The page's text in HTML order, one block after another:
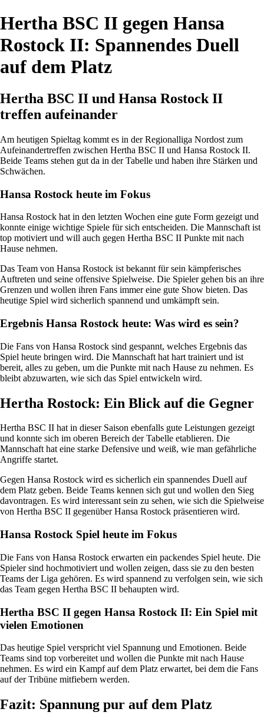
Hertha BSC II gegen Hansa
Rostock II: Spannendes Duell
auf dem Platz
Hertha BSC II und Hansa Rostock II
treffen aufeinander
Am heutigen Spieltag kommt es in der Regionalliga Nordost zum
Aufeinandertreffen zwischen Hertha BSC II und Hansa Rostock II.
Beide Teams stehen gut da in der Tabelle und haben ihre Stärken und
Schwächen.
Hansa Rostock heute im Fokus
Hansa Rostock hat in den letzten Wochen eine gute Form gezeigt und
konnte einige wichtige Spiele für sich entscheiden. Die Mannschaft ist
top motiviert und will auch gegen Hertha BSC II Punkte mit nach
Hause nehmen.
Das Team von Hansa Rostock ist bekannt für sein kämpferisches
Auftreten und seine offensive Spielweise. Die Spieler gehen bis an ihre
Grenzen und wollen ihren Fans immer eine gute Show bieten. Das
heutige Spiel wird sicherlich spannend und umkämpft sein.
Ergebnis Hansa Rostock heute: Was wird es sein?
Die Fans von Hansa Rostock sind gespannt, welches Ergebnis das
Spiel heute bringen wird. Die Mannschaft hat hart trainiert und ist
bereit, alles zu geben, um die Punkte mit nach Hause zu nehmen. Es
bleibt abzuwarten, wie sich das Spiel entwickeln wird.
Hertha Rostock: Ein Blick auf die Gegner
Hertha BSC II hat in dieser Saison ebenfalls gute Leistungen gezeigt
und konnte sich im oberen Bereich der Tabelle etablieren. Die
Mannschaft hat eine starke Defensive und weiß, wie man gefährliche
Angriffe startet.
Gegen Hansa Rostock wird es sicherlich ein spannendes Duell auf
dem Platz geben. Beide Teams kennen sich gut und wollen den Sieg
davontragen. Es wird interessant sein zu sehen, wie sich die Spielweise
von Hertha BSC II gegenüber Hansa Rostock präsentieren wird.
Hansa Rostock Spiel heute im Fokus
Die Fans von Hansa Rostock erwarten ein packendes Spiel heute. Die
Spieler sind hochmotiviert und wollen zeigen, dass sie zu den besten
Teams der Liga gehören. Es wird spannend zu verfolgen sein, wie sich
das Team gegen Hertha BSC II behaupten wird.
Hertha BSC II gegen Hansa Rostock II: Ein Spiel mit
vielen Emotionen
Das heutige Spiel verspricht viel Spannung und Emotionen. Beide
Teams sind top vorbereitet und wollen die Punkte mit nach Hause
nehmen. Es wird ein Kampf auf dem Platz erwartet, bei dem die Fans
auf der Tribüne mitfiebern werden.
Fazit: Spannung pur auf dem Platz